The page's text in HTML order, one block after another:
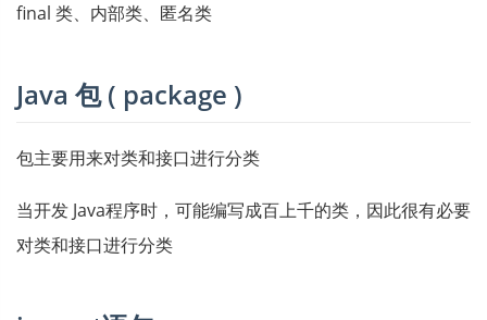
final 类、内部类、匿名类
Java 包 ( package )
包主要用来对类和接口进行分类
当开发 Java程序时，可能编写成百上千的类，因此很有必要
对类和接口进行分类